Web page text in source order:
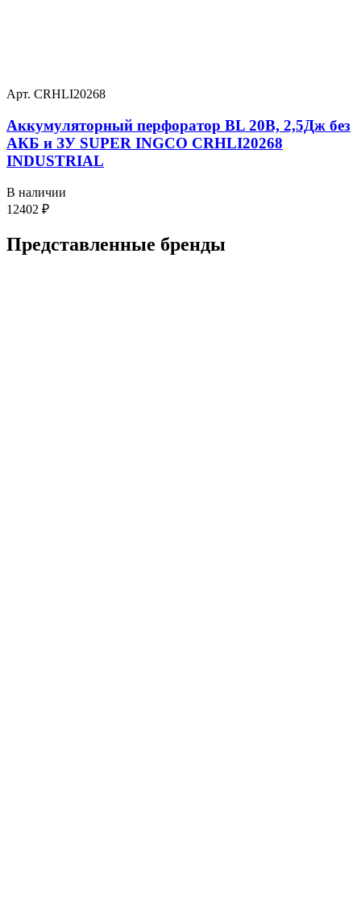
Арт. CRHLI20268
Аккумуляторный перфоратор BL 20В, 2,5Дж без
АКБ и ЗУ SUPER INGCO CRHLI20268
INDUSTRIAL
В наличии
12402 ₽
Представленные бренды